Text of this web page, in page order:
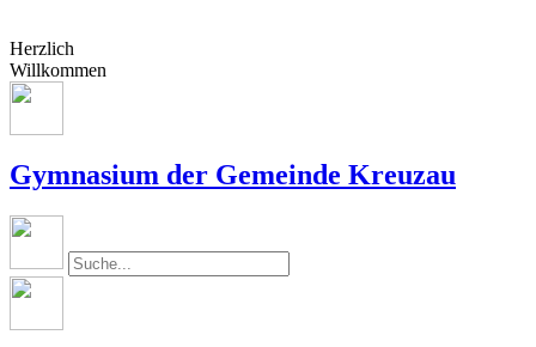
Herzlich
Willkommen
Gymnasium der Gemeinde Kreuzau